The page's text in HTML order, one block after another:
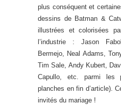
plus conséquent et
dessins de Batman &
illustrées et colorisées
l’industrie : Jason
Bermejo, Neal Adams,
Tim Sale, Andy Kubert,
Capullo, etc. parmi les
planches en fin d’article).
invités du mariage !